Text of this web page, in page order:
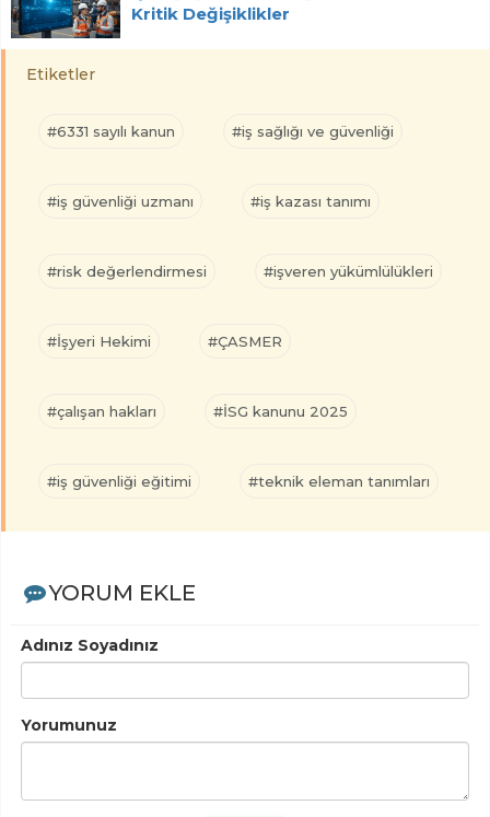
Kritik Değişiklikler
Etiketler
#6331 sayılı kanun #iş sağlığı ve güvenliği
#iş güvenliği uzmanı #iş kazası tanımı
#risk değerlendirmesi #işveren yükümlülükleri
#İşyeri Hekimi #ÇASMER
#çalışan hakları #İSG kanunu 2025
#iş güvenliği eğitimi #teknik eleman tanımları
YORUM EKLE
Adınız Soyadınız
Yorumunuz